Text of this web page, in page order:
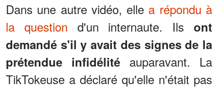
Dans une autre vidéo, elle a répondu à
la question d'un internaute. Ilsont
demandé s'il y avait des signes de la
prétendue infidélité auparavant. La
TikTokeuse a déclaré qu'elle n'était pas